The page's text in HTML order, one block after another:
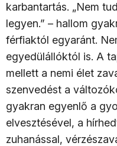
karbantartás. „Nem
legyen.” – hallom
férfiaktól egyaránt.
egyedülállóktól is. A
mellett a nemi élet
szenvedést a
gyakran egyenlő a
elvesztésével, a
zuhanással,